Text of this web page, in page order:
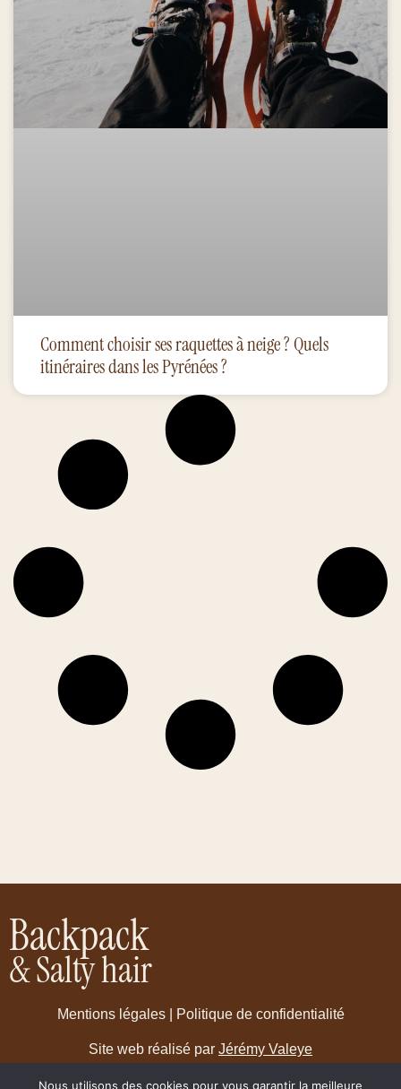
Comment choisir ses raquettes à neige ? Quels
itinéraires dans les Pyrénées ?
Backpack
& Salty hair
Mentions légales| Politique de confidentialité
Site web réalisé par Jérémy Valeye
Nous utilisons des cookies pour vous garantir la meilleure